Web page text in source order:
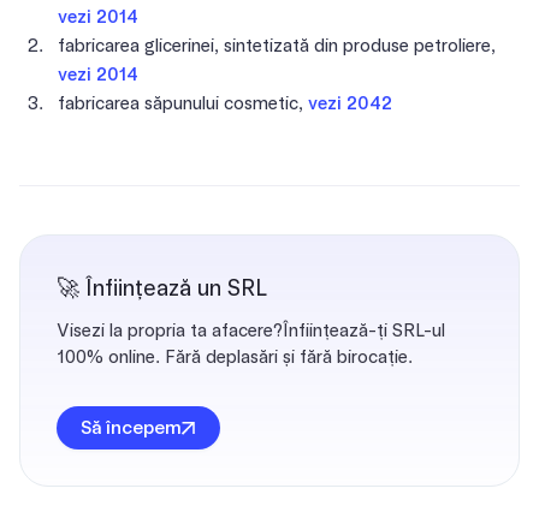
vezi 2014
fabricarea glicerinei, sintetizată din produse petroliere,
vezi 2014
fabricarea săpunului cosmetic, vezi 2042
🚀 Înființează un SRL
Visezi la propria ta afacere?Înființează-ți SRL-ul
100% online. Fără deplasări și fără birocație.
Să începem